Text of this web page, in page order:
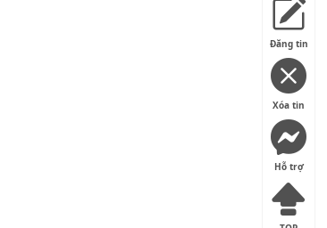
Đăng tin
Xóa tin
Hỗ trợ